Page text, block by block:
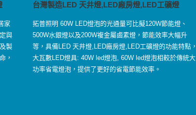
家
與
製
，
台灣製造LED 天井燈,LED廠房燈,LED工礦燈
拓普照明 60W LED燈泡的光通量可比擬120W節能燈、
500W水銀燈以及200W複金屬鹵素燈，節能效率大幅升
等，具備LED 天井燈,LED廠房燈,LED工礦燈的功能特點，
大瓦數LED燈具: 40W led燈泡, 60W led燈泡相較於傳統大
功率省電燈泡，提供了更好的省電節能效率。